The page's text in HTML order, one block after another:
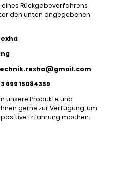
eines Rückgabeverfahrens
den unten angegebenen
699 15084359
unsere Produkte und
gerne zur Verfügung, um
Erfahrung machen.